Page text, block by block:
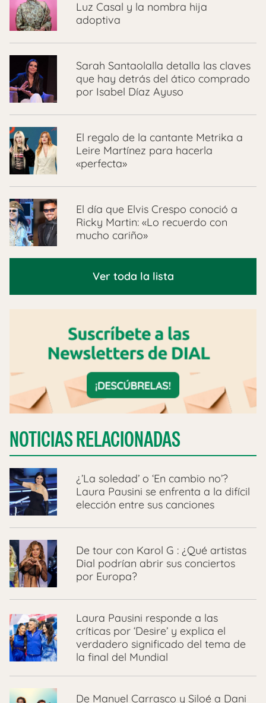
Luz Casal y la nombra hija
adoptiva
Sarah Santaolalla detalla las claves
que hay detrás del ático comprado
por Isabel Díaz Ayuso
El regalo de la cantante Metrika a
Leire Martínez para hacerla
«perfecta»
El día que Elvis Crespo conoció a
Ricky Martin: «Lo recuerdo con
mucho cariño»
Ver toda la lista
NOTICIAS RELACIONADAS
¿’La soledad’ o ‘En cambio no’?
Laura Pausini se enfrenta a la difícil
elección entre sus canciones
De tour con Karol G : ¿Qué artistas
Dial podrían abrir sus conciertos
por Europa?
Laura Pausini responde a las
críticas por ‘Desire’ y explica el
verdadero significado del tema de
la final del Mundial
De Manuel Carrasco y Siloé a Dani